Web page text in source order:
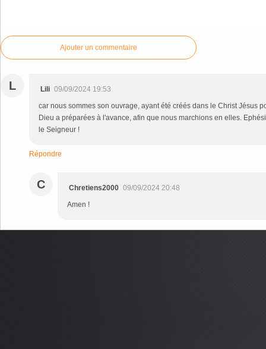
Ajouter un commentaire
L Lili 09/09/2024 19:53
car nous sommes son ouvrage, ayant été créés dans le Christ Jésus
Dieu a préparées à l'avance, afin que nous marchions en elles.
le Seigneur !
Répondre
C Chretiens2000 09/09/2024 20:48
Amen !